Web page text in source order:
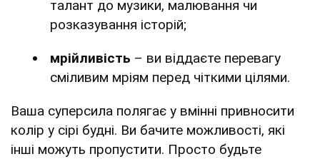
талант до музики, малювання чи
розказування історій;
мрійливість – ви віддаєте перевагу
сміливим мріям перед чіткими цілями.
Ваша суперсила полягає у вмінні привносити
колір у сірі будні. Ви бачите можливості, які
інші можуть пропустити. Просто будьте